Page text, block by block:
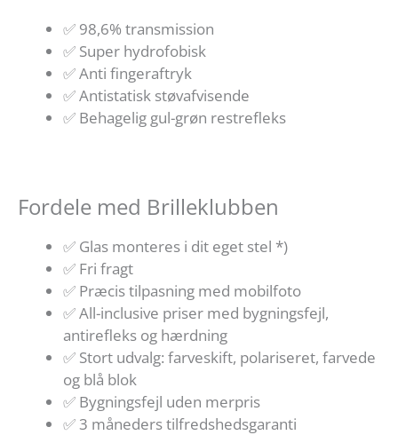
✅ 98,6% transmission
✅ Super hydrofobisk
✅ Anti fingeraftryk
✅ Antistatisk støvafvisende
✅ Behagelig gul-grøn restrefleks
Fordele med Brilleklubben
✅ Glas monteres i dit eget stel *)
✅ Fri fragt
✅ Præcis tilpasning med mobilfoto
✅ All-inclusive priser med bygningsfejl,
antirefleks og hærdning
✅ Stort udvalg: farveskift, polariseret, farvede
og blå blok
✅ Bygningsfejl uden merpris
✅ 3 måneders tilfredshedsgaranti